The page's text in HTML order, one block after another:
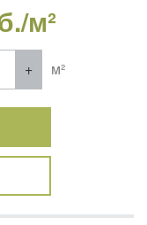
м²
м²